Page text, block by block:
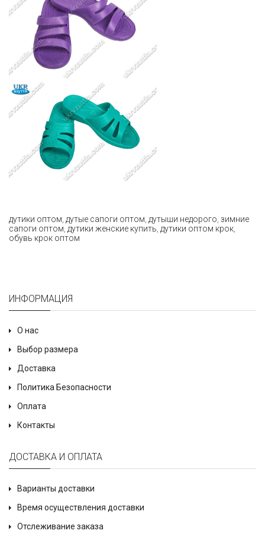
дутики оптом дутые сапоги оптом дутыши недорого зимние
сапоги оптом дутики женские купить дутики оптом крок
обувь крок оптом
ИНФОРМАЦИЯ
О нас
Выбор размера
Доставка
Политика Безопасности
Оплата
Контакты
ДОСТАВКА И ОПЛАТА
Варианты доставки
Время осуществления доставки
Отслеживание заказа